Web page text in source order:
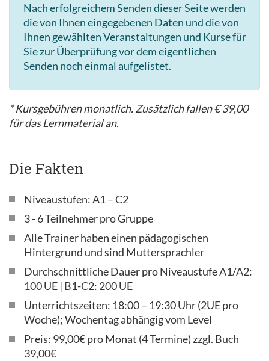
Nach erfolgreichem Senden dieser Seite werden
die von Ihnen eingegebenen Daten und die von
Ihnen gewählten Veranstaltungen und Kurse für
Sie zur Überprüfung vor dem eigentlichen
Senden noch einmal aufgelistet.
* Kursgebühren monatlich. Zusätzlich fallen € 39,00
für das Lernmaterial an.
Die Fakten
Niveaustufen: A1 – C2
3 - 6 Teilnehmer pro Gruppe
Alle Trainer haben einen pädagogischen
Hintergrund und sind Muttersprachler
Durchschnittliche Dauer pro Niveaustufe A1/A2:
100 UE | B1-C2: 200 UE
Unterrichtszeiten: 18:00 – 19:30 Uhr (2UE pro
Woche); Wochentag abhängig vom Level
Preis: 99,00€ pro Monat (4 Termine) zzgl. Buch
39,00€